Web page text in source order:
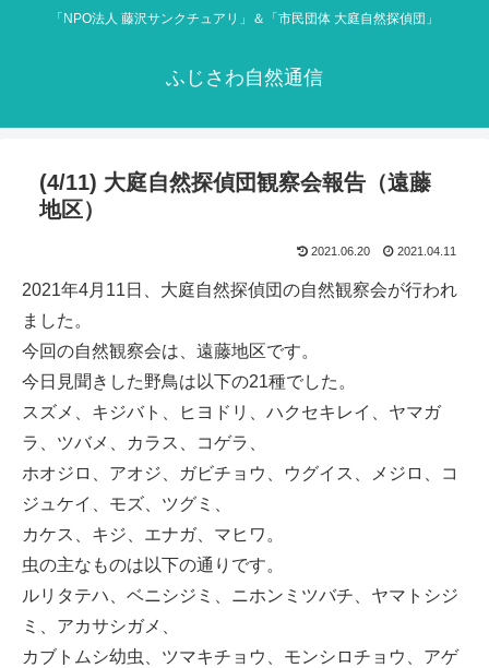
「NPO法人 藤沢サンクチュアリ」＆「市民団体 大庭自然探偵団」
ふじさわ自然通信
(4/11) 大庭自然探偵団観察会報告（遠藤
地区）
2021.06.20 2021.04.11
2021年4月11日、大庭自然探偵団の自然観察会が行われ
ました。
今回の自然観察会は、遠藤地区です。
今日見聞きした野鳥は以下の21種でした。
スズメ、キジバト、ヒヨドリ、ハクセキレイ、ヤマガ
ラ、ツバメ、カラス、コゲラ、
ホオジロ、アオジ、ガビチョウ、ウグイス、メジロ、コ
ジュケイ、モズ、ツグミ、
カケス、キジ、エナガ、マヒワ。
虫の主なものは以下の通りです。
ルリタテハ、ベニシジミ、ニホンミツバチ、ヤマトシジ
ミ、アカサシガメ、
カブトムシ幼虫、ツマキチョウ、モンシロチョウ、アゲ